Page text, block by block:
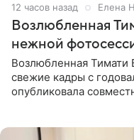
12 часов назад Елена
Возлюбленная
нежной
Возлюбленная Тимати
свежие кадры с
опубликовала